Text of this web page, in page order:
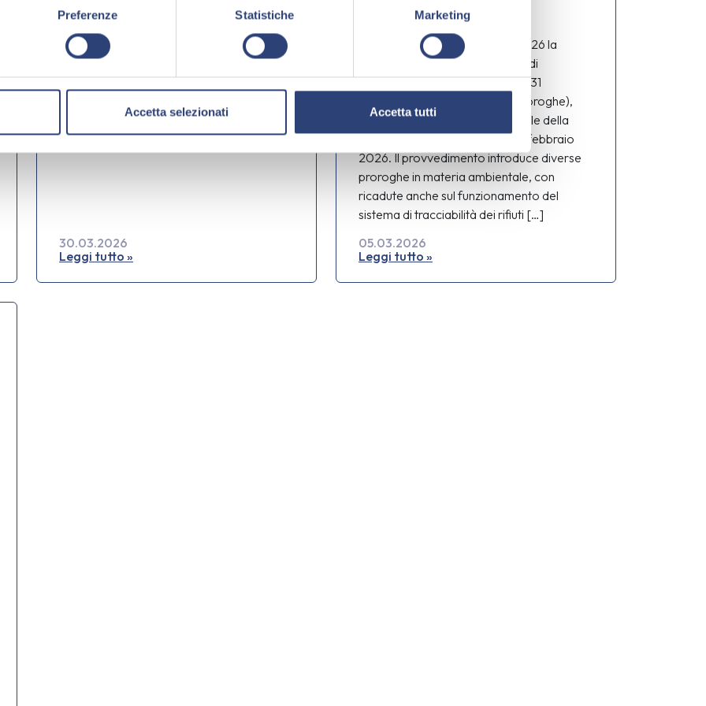
Preferenze Statistiche Marketing
Accetta selezionati Accetta tutti
30.03.2026
Leggi tutto »
l’obbligo del FIR
digitale
È entrata in vigore il 1° marzo 2026 la
Legge 27 febbraio 2026, n. 26, di
conversione del Decreto‑legge 31
dicembre 2025, n. 200 (Milleproroghe),
pubblicata nella Gazzetta Ufficiale della
Repubblica Italiana n. 49 del 28 febbraio
2026. Il provvedimento introduce diverse
proroghe in materia ambientale, con
ricadute anche sul funzionamento del
sistema di tracciabilità dei rifiuti […]
05.03.2026
Leggi tutto »